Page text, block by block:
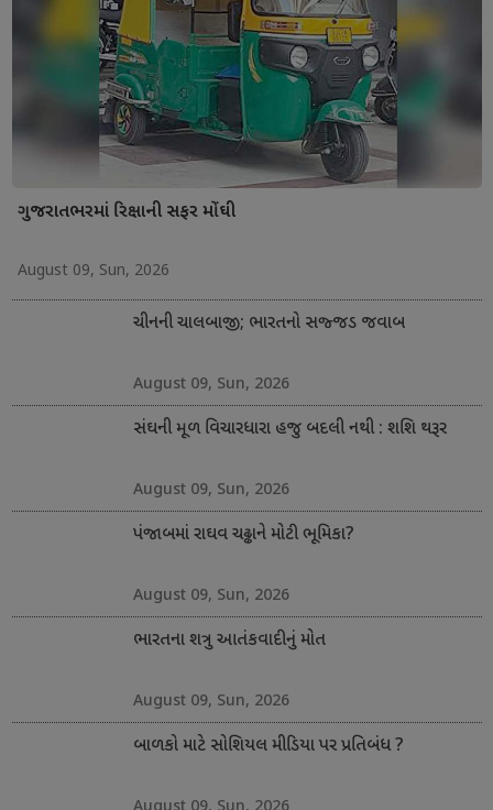
ગુજરાતભરમાં રિક્ષાની સફર મોંઘી
August 09, Sun, 2026
ચીનની ચાલબાજી; ભારતનો સજ્જડ જવાબ
August 09, Sun, 2026
સંઘની મૂળ વિચારધારા હજુ બદલી નથી : શશિ થરૂર
August 09, Sun, 2026
પંજાબમાં રાઘવ ચઢ્ઢાને મોટી ભૂમિકા?
August 09, Sun, 2026
ભારતના શત્રુ આતંકવાદીનું મોત
August 09, Sun, 2026
બાળકો માટે સોશિયલ મીડિયા પર પ્રતિબંધ ?
August 09, Sun, 2026